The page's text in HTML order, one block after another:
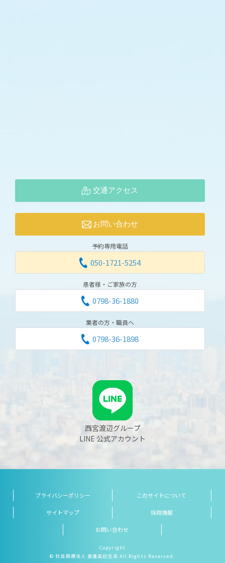
交通アクセス
お問い合わせ
予約専用電話
050-1721-5254
患者様・ご家族の方
0798-36-1880
業者の方・職員へ
0798-36-1898
西宮渡辺グループ
LINE 公式アカウント
プライバシーポリシー このサイトについて
サイトマップ 採用情報
お問い合わせ
Copyright
© 社会医療法人 渡邊高記念会 All Rights Reserved.